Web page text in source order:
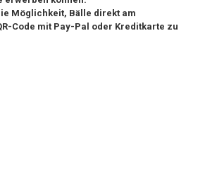
Möglichkeit, Bälle direkt am
Code mit Pay-Pal oder Kreditkarte zu